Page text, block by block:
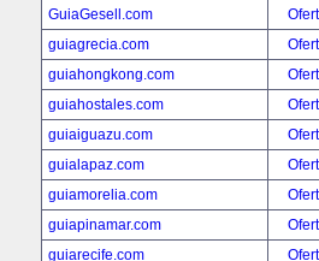
GuiaGesell.com
guiagrecia.com
guiahongkong.com
guiahostales.com
guiaiguazu.com
guialapaz.com
guiamorelia.com
guiapinamar.com
guiarecife.com